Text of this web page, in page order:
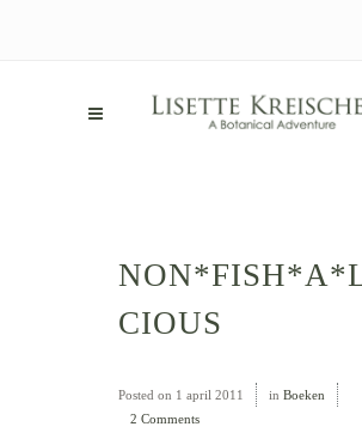
CIOUS
Posted on 1 april 2011 in Boeken
2 Comments